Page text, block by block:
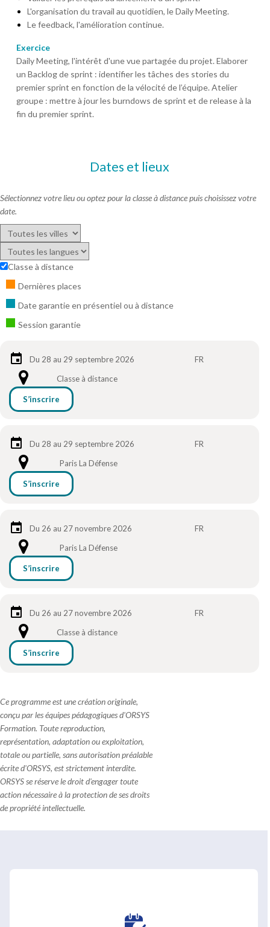
L'organisation du travail au quotidien, le Daily Meeting.
Le feedback, l'amélioration continue.
Exercice
Daily Meeting, l'intérêt d'une vue partagée du projet. Elaborer
un Backlog de sprint : identifier les tâches des stories du
premier sprint en fonction de la vélocité de l’équipe. Atelier
groupe : mettre à jour les burndows de sprint et de release à la
fin du premier sprint.
Dates et lieux
Sélectionnez votre lieu ou optez pour la classe à distance puis choisissez votre
date.
Classe à distance
Dernières places
Date garantie en présentiel ou à distance
Session garantie
Du 28 au 29 septembre 2026
FR
Classe à distance
S’inscrire
Du 28 au 29 septembre 2026
FR
Paris La Défense
S’inscrire
Du 26 au 27 novembre 2026
FR
Paris La Défense
S’inscrire
Du 26 au 27 novembre 2026
FR
Classe à distance
S’inscrire
Ce programme est une création originale,
conçu par les équipes pédagogiques d'ORSYS
Formation. Toute reproduction,
représentation, adaptation ou exploitation,
totale ou partielle, sans autorisation préalable
écrite d'ORSYS, est strictement interdite.
ORSYS se réserve le droit d'engager toute
action nécessaire à la protection de ses droits
de propriété intellectuelle.